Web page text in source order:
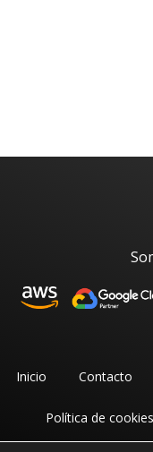
Inicio Contacto
Política de cookies